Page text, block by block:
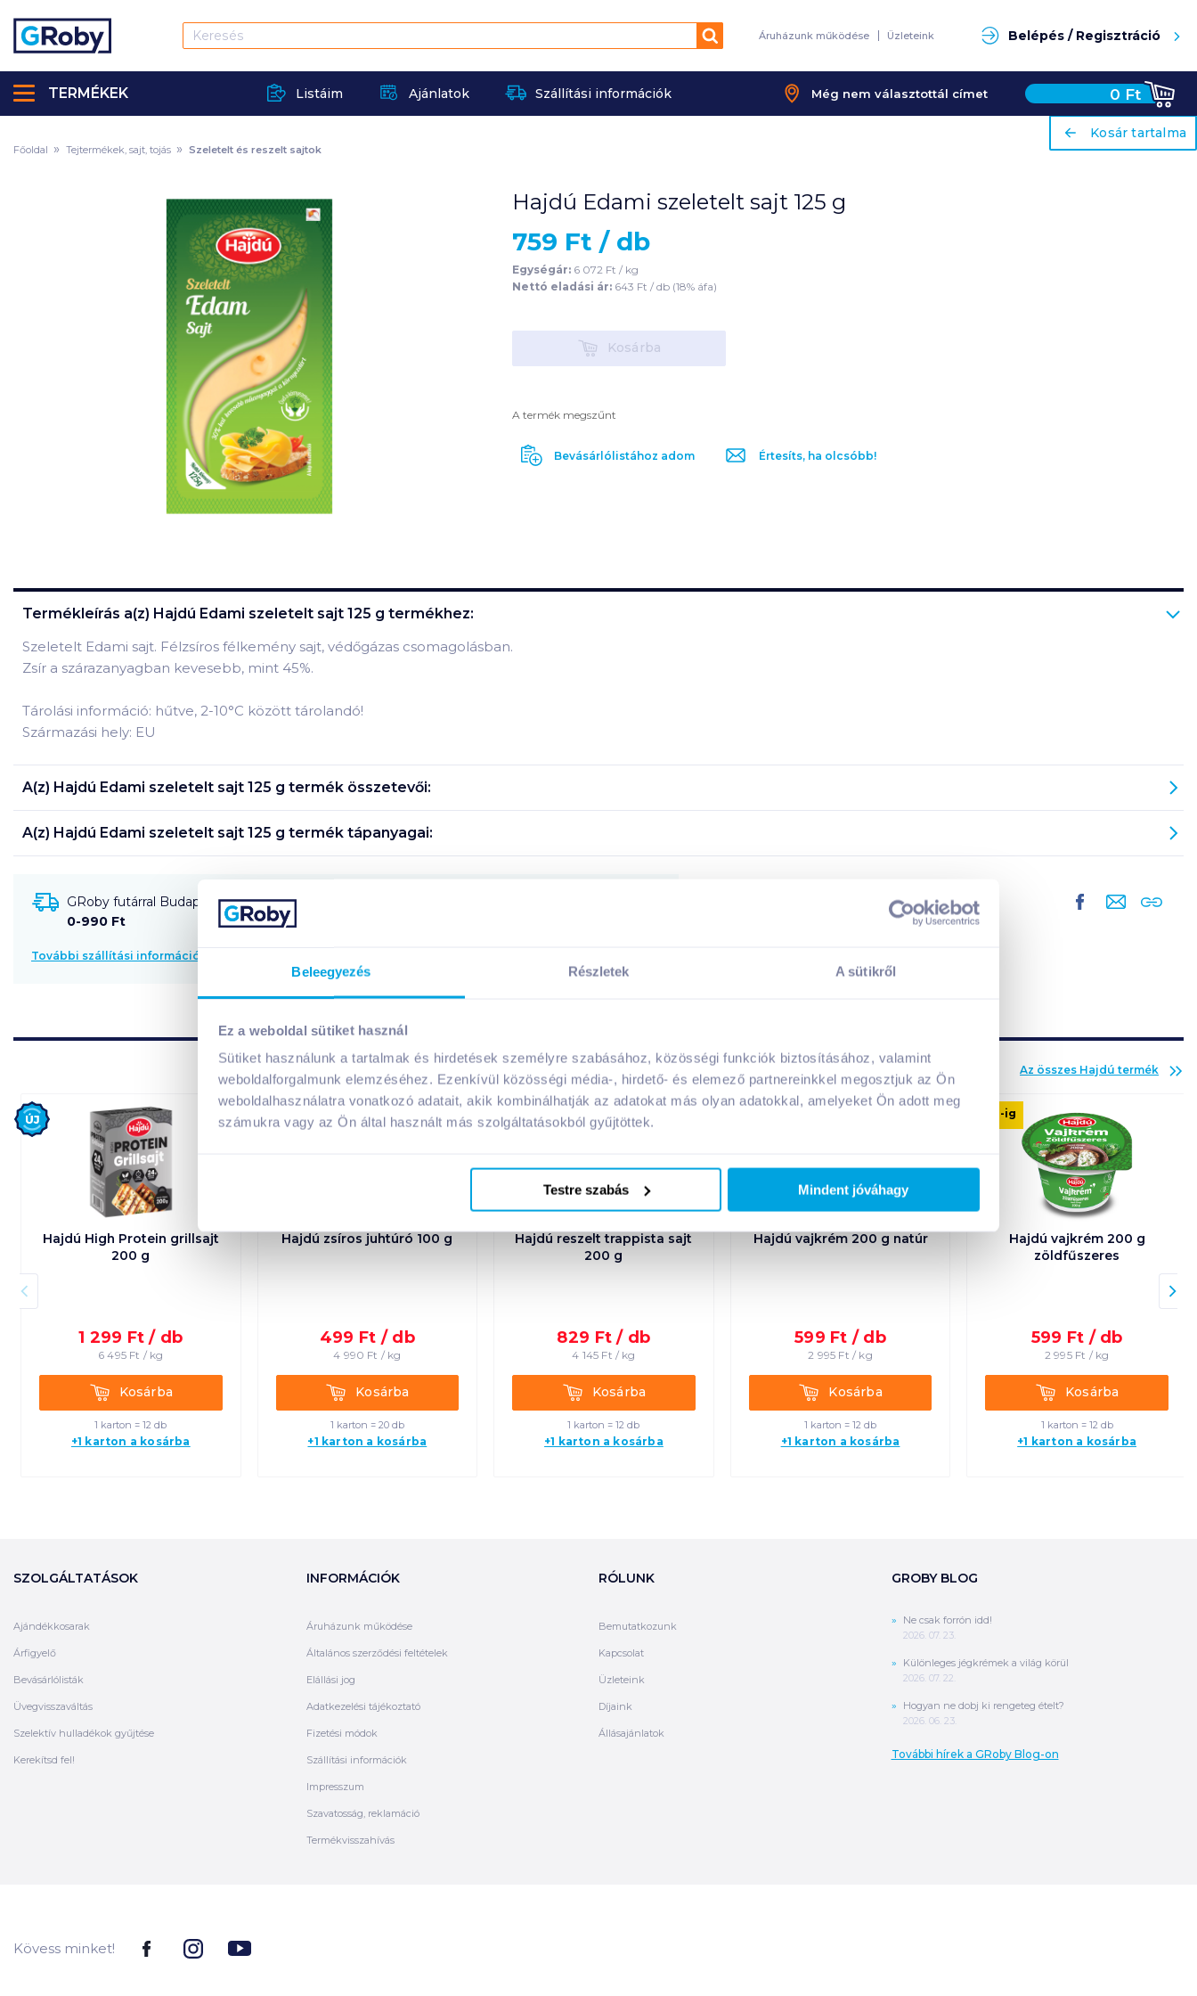
Beleegyezés Részletek A sütikről
Ez a weboldal sütiket használ
Sütiket használunk a tartalmak és hirdetések személyre szabásához, közösségi funkciók biztosításához, valamint
weboldalforgalmunk elemzéséhez. Ezenkívül közösségi média-, hirdető- és elemező partnereinkkel megosztjuk az Ön
weboldalhasználatra vonatkozó adatait, akik kombinálhatják az adatokat más olyan adatokkal, amelyeket Ön adott meg
számukra vagy az Ön által használt más szolgáltatásokból gyűjtöttek.
Testre szabás Mindent jóváhagy
Keresés Áruházunk működése Üzleteink Belépés / Regisztráció
Listáim Ajánlatok Szállítási információk Még nem választottál címet 0 Ft
TERMÉKEK
ariaLabel
Kosár tartalma
A kosarad jelenleg üres.
Főoldal Tejtermékek, sajt, tojás Szeletelt és reszelt sajtok
Hajdú Edami szeletelt sajt 125 g
759 Ft / db
Egységár: 6 072 Ft / kg
Nettó eladási ár: 643 Ft / db (18% áfa)
KosárbaKosárba
A termék megszűnt
Bevásárlólistához adom Értesíts, ha olcsóbb!
Termékleírás a(z) Hajdú Edami szeletelt sajt 125 g termékhez:
Szeletelt Edami sajt. Félzsíros félkemény sajt, védőgázas csomagolásban.
Zsír a szárazanyagban kevesebb, mint 45%.
Tárolási információ: hűtve, 2-10°C között tárolandó!
Származási hely: EU
A(z) Hajdú Edami szeletelt sajt 125 g termék összetevői:
A(z) Hajdú Edami szeletelt sajt 125 g termék tápanyagai:
GRoby futárral Budapestre és környékére szállítható
0-990 Ft
További szállítási információk
Az összes Hajdú termék
Hajdú High Protein grillsajt
200 g
1 299 Ft / db
6 495 Ft / kg
KosárbaKosárba
1 karton = 12 db
+1 karton a kosárba
Új
Hajdú zsíros juhtúró 100 g
499 Ft / db
4 990 Ft / kg
KosárbaKosárba
1 karton = 20 db
+1 karton a kosárba
Hajdú reszelt trappista sajt
200 g
829 Ft / db
4 145 Ft / kg
KosárbaKosárba
1 karton = 12 db
+1 karton a kosárba
Hajdú vajkrém 200 g natúr
599 Ft / db
2 995 Ft / kg
KosárbaKosárba
1 karton = 12 db
+1 karton a kosárba
Hajdú vajkrém 200 g
zöldfűszeres
599 Ft / db
2 995Ft / kg
KosárbaKosárba
1 karton = 12 db
+1 karton a kosárba
-ig
SZOLGÁLTATÁSOK
Ajándékkosarak
Árfigyelő
Bevásárlólisták
Üvegvisszaváltás
Szelektív hulladékok gyűjtése
Kerekítsd fel!
INFORMÁCIÓK
Áruházunk működése
Általános szerződési feltételek
Elállási jog
Adatkezelési tájékoztató
Fizetési módok
Szállítási információk
Impresszum
Szavatosság, reklamáció
Termékvisszahívás
RÓLUNK
Bemutatkozunk
Kapcsolat
Üzleteink
Díjaink
Állásajánlatok
GROBY BLOG
Ne csak forrón idd!
2026. 07. 23.
Különleges jégkrémek a világ körül
2026. 07. 22.
Hogyan ne dobj ki rengeteg ételt?
2026. 06. 23.
További hírek a GRoby Blog-on
Kövess minket!